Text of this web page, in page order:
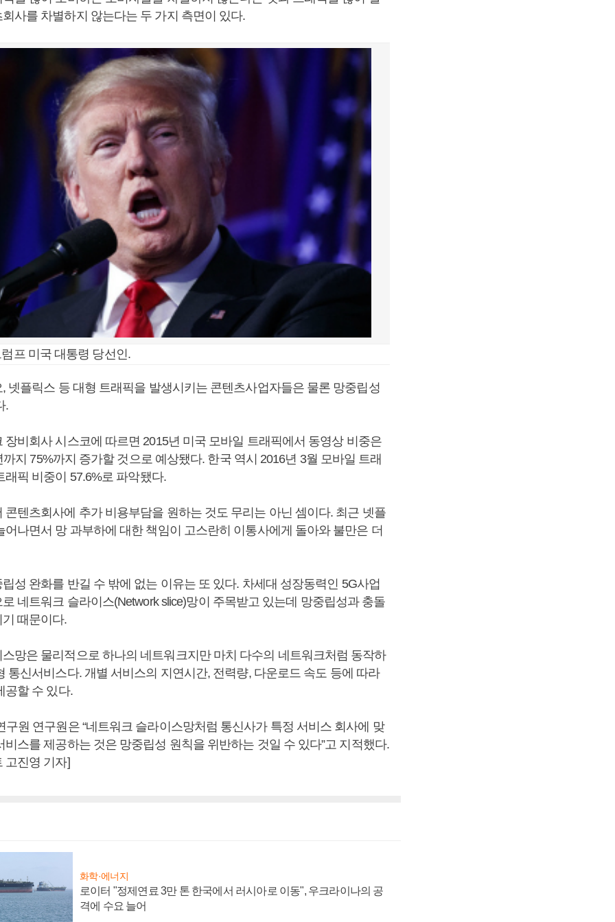
사를 차별하지 않는다는 두 가지 측면이 있다.
프 미국 대통령 당선인.
넷플릭스 등 대형 트래픽을 발생시키는 콘텐츠사업자들은 물론 망중립성
.
장비회사 시스코에 따르면 2015년 미국 모바일 트래픽에서 동영상 비중은
지 75%까지 증가할 것으로 예상됐다. 한국 역시 2016년 3월 모바일 트래
래픽 비중이 57.6%로 파악됐다.
콘텐츠회사에 추가 비용부담을 원하는 것도 무리는 아닌 셈이다. 최근 넷플
어나면서 망 과부하에 대한 책임이 고스란히 이통사에게 돌아와 불만은 더
성 완화를 반길 수 밖에 없는 이유는 또 있다. 차세대 성장동력인 5G사업
네트워크 슬라이스(Network slice)망이 주목받고 있는데 망중립성과 충돌
때문이다.
망은 물리적으로 하나의 네트워크지만 마치 다수의 네트워크처럼 동작하
통신서비스다. 개별 서비스의 지연시간, 전력량, 다운로드 속도 등에 따라
공할 수 있다.
구원 연구원은 “네트워크 슬라이스망처럼 통신사가 특정 서비스 회사에 맞
비스를 제공하는 것은 망중립성 원칙을 위반하는 것일 수 있다”고 지적했다.
고진영 기자]
화학·에너지
로이터 "정제연료 3만 톤 한국에서 러시아로 이동", 우크라이나의 공
격에 수요 늘어